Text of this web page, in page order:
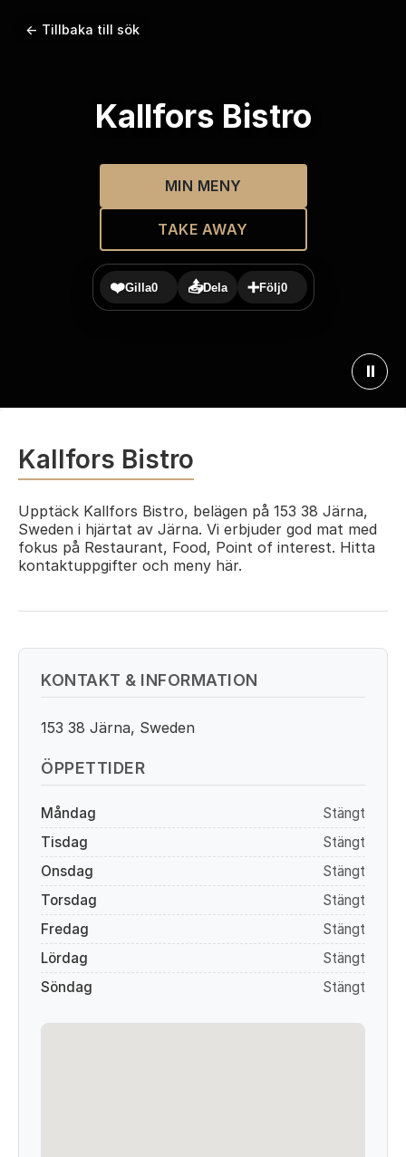
← Tillbaka till sök
Kallfors Bistro
MIN MENY
TAKE AWAY
❤️Gilla0 📤Dela ➕Följ0
⏸
Kallfors Bistro
Upptäck Kallfors Bistro, belägen på 153 38 Järna,
Sweden i hjärtat av Järna. Vi erbjuder god mat med
fokus på Restaurant, Food, Point of interest. Hitta
kontaktuppgifter och meny här.
KONTAKT & INFORMATION
153 38 Järna, Sweden
ÖPPETTIDER
Måndag
Stängt
Tisdag
Stängt
Onsdag
Stängt
Torsdag
Stängt
Fredag
Stängt
Lördag
Stängt
Söndag
Stängt